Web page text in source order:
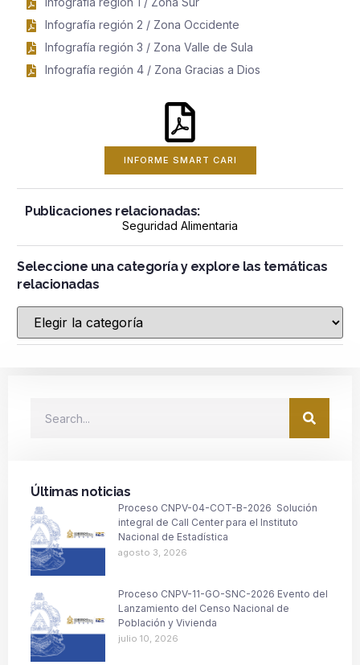
Infografía región 2 / Zona Occidente
Infografía región 3 / Zona Valle de Sula
Infografía región 4 / Zona Gracias a Dios
INFORME SMART CARI
Publicaciones relacionadas:
Seguridad Alimentaria
Seleccione una categoría y explore las temáticas
relacionadas
Últimas noticias
Proceso CNPV-04-COT-B-2026 Solución
integral de Call Center para el Instituto
Nacional de Estadística
agosto 3, 2026
Proceso CNPV-11-GO-SNC-2026 Evento del
Lanzamiento del Censo Nacional de
Población y Vivienda
julio 10, 2026